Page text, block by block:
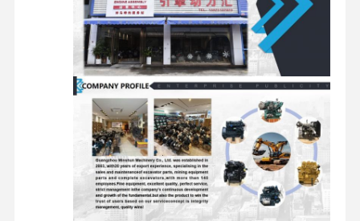
মামলা
পারকিন্স ইঞ্জিন
ইয়ানমার ইঞ্জিন
CUMMINS ইঞ্জিন